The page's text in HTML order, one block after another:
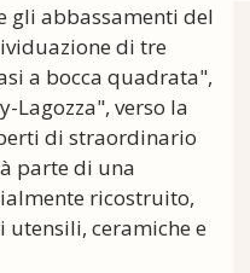
gli abbassamenti del
di tre
a bocca quadrata",
Lagozza", verso la
di straordinario
parte di una
ricostruito,
ceramiche e